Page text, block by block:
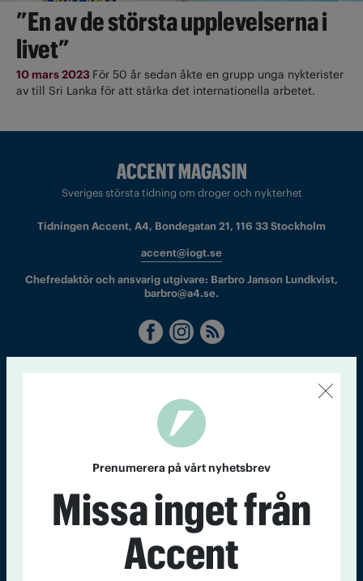
”En av de största upplevelserna i
livet”
10 mars 2023 För 50 år sedan åkte en grupp unga nykterister
av till Sri Lanka för att stärka det internationella arbetet.
Sveriges största tidning om droger och nykterhet
Tidningen Accent, A4, Bondegatan 21, 116 33 Stockholm
accent@iogt.se
Chefredaktör och ansvarig utgivare: Barbro Janson Lundkvist,
barbro@a4.se.
Kontakt Om Tidningen Tidningsarkiv In English
Prenumerera på vårt nyhetsbrev
Missa inget från
Accent